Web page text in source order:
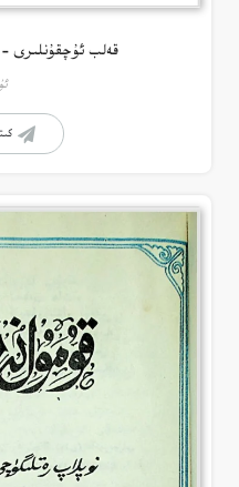
قەلب ئۇچقۇنلىرى –